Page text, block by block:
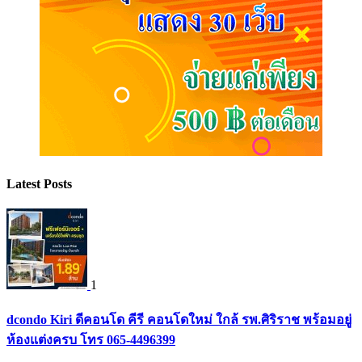
Latest Posts
1
dcondo Kiri ดีคอนโด คีรี คอนโดใหม่ ใกล้ รพ.ศิริราช พร้อมอยู่
ห้องแต่งครบ โทร 065-4496399